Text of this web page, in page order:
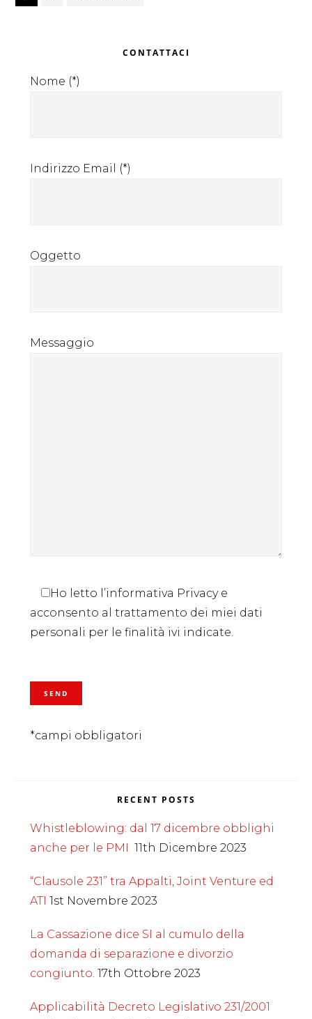
Sidebar
CONTATTACI
Nome (*)
Indirizzo Email (*)
Oggetto
Messaggio
Ho letto l’informativa Privacy e
acconsento al trattamento dei miei dati
personali per le finalità ivi indicate.
*campi obbligatori
RECENT POSTS
Whistleblowing: dal 17 dicembre obblighi
anche per le PMI
11th Dicembre 2023
“Clausole 231” tra Appalti, Joint Venture ed
ATI 1st Novembre 2023
La Cassazione dice SI al cumulo della
domanda di separazione e divorzio
congiunto. 17th Ottobre 2023
Applicabilità Decreto Legislativo 231/2001